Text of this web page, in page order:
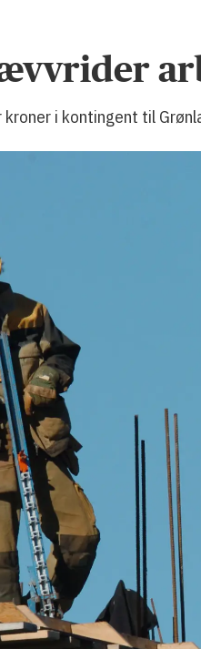
i kontingent til